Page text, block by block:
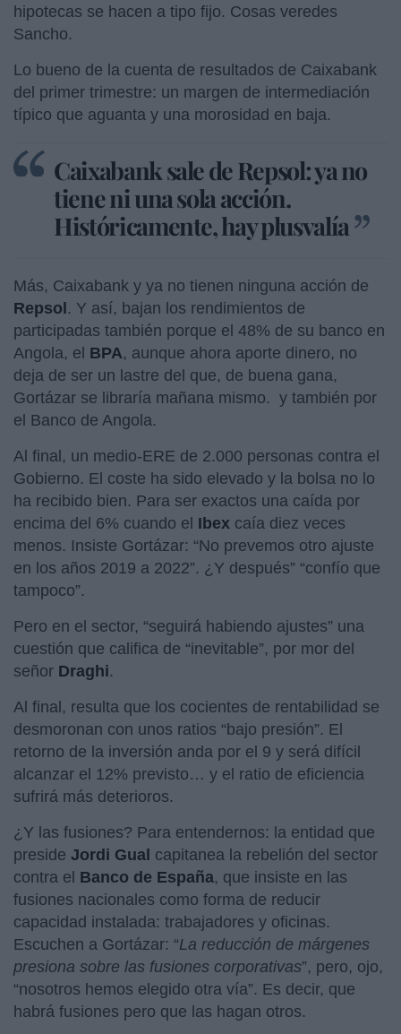
hipotecas se hacen a tipo fijo. Cosas veredes
Sancho.
Lo bueno de la cuenta de resultados de Caixabank
del primer trimestre: un margen de intermediación
típico que aguanta y una morosidad en baja.
Caixabank sale de Repsol: ya no
tiene ni una sola acción.
Históricamente, hay plusvalía
Más, Caixabank y ya no tienen ninguna acción de
Repsol. Y así, bajan los rendimientos de
participadas también porque el 48% de su banco en
Angola, el BPA, aunque ahora aporte dinero, no
deja de ser un lastre del que, de buena gana,
Gortázar se libraría mañana mismo. y también por
el Banco de Angola.
Al final, un medio-ERE de 2.000 personas contra el
Gobierno. El coste ha sido elevado y la bolsa no lo
ha recibido bien. Para ser exactos una caída por
encima del 6% cuando el Ibex caía diez veces
menos. Insiste Gortázar: “No prevemos otro ajuste
en los años 2019 a 2022”. ¿Y después” “confío que
tampoco”.
Pero en el sector, “seguirá habiendo ajustes” una
cuestión que califica de “inevitable”, por mor del
señor Draghi.
Al final, resulta que los cocientes de rentabilidad se
desmoronan con unos ratios “bajo presión”. El
retorno de la inversión anda por el 9 y será difícil
alcanzar el 12% previsto… y el ratio de eficiencia
sufrirá más deterioros.
¿Y las fusiones? Para entendernos: la entidad que
preside Jordi Gual capitanea la rebelión del sector
contra el Banco de España, que insiste en las
fusiones nacionales como forma de reducir
capacidad instalada: trabajadores y oficinas.
Escuchen a Gortázar: “La reducción de márgenes
presiona sobre las fusiones corporativas”, pero, ojo,
“nosotros hemos elegido otra vía”. Es decir, que
habrá fusiones pero que las hagan otros.